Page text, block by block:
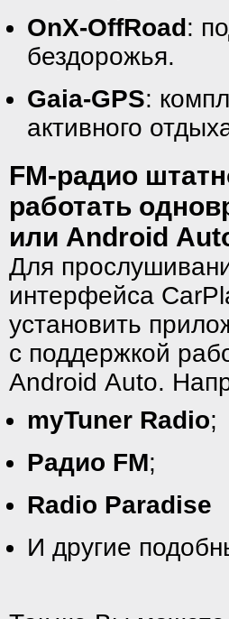
OnX-OffRoad:
бездорожья.
Gaia-GPS:
активного
FM-радио
работать
или Android
Для
интерфейса
установить
с поддержкой
Android Auto.
myTuner Radio;
Радио FM;
Radio Paradise
И другие